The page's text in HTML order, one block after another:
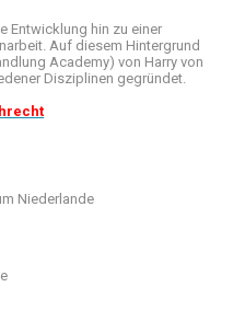
Entwicklung hin zu einer
. Auf diesem Hintergrund
Academy) von Harry von
Disziplinen gegründet.
Niederlande